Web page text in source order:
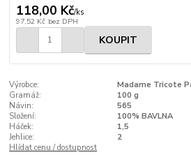
118,00 Kč/ks
97,52 Kč bez DPH
KOUPIT
Výrobce:
Madame Tricote
Gramáž:
100 g
Návin:
565
Složení:
100% BAVLNA
Háček:
1,5
Jehlice:
2
Hlídat cenu / dostupnost